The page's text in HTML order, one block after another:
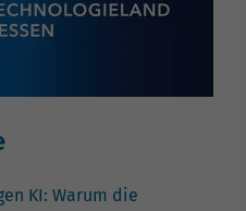
KI: Warum die